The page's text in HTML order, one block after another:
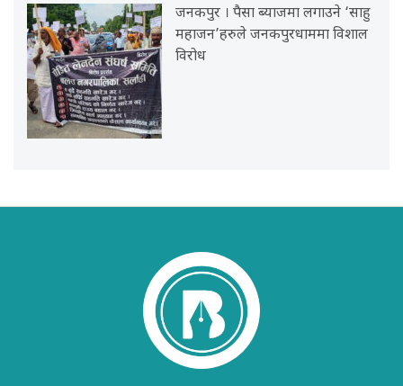
जनकपुर । पैसा ब्याजमा लगाउने ‘साहु
महाजन’हरुले जनकपुरधाममा विशाल
विरोध